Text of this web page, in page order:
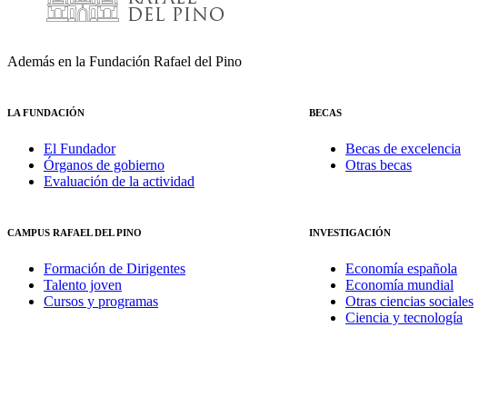
Además en la Fundación Rafael del Pino
LA FUNDACIÓN
El Fundador
Órganos de gobierno
Evaluación de la actividad
BECAS
Becas de excelencia
Otras becas
CAMPUS RAFAEL DEL PINO
Formación de Dirigentes
Talento joven
Cursos y programas
INVESTIGACIÓN
Economía española
Economía mundial
Otras ciencias sociales
Ciencia y tecnología